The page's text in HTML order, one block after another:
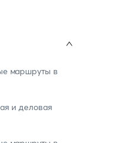
маршруты в
и деловая